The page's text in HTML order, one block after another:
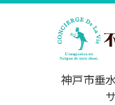
神戸市垂